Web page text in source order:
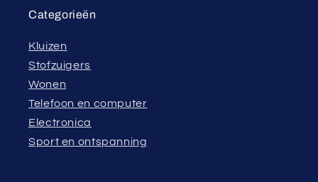
Categorieën
Kluizen
Stofzuigers
Wonen
Telefoon en computer
Electronica
Sport en ontspanning